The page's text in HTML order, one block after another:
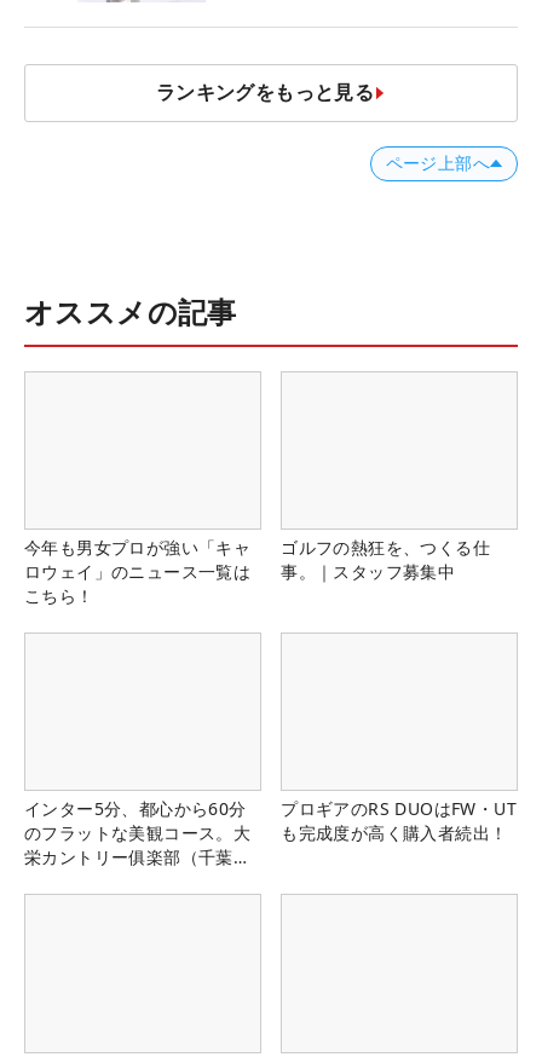
ランキングをもっと見る
ページ上部へ
オススメの記事
今年も男女プロが強い「キャ
ロウェイ」のニュース一覧は
こちら！
ゴルフの熱狂を、つくる仕
事。｜スタッフ募集中
インター5分、都心から60分
のフラットな美観コース。大
栄カントリー俱楽部（千葉
プロギアのRS DUOはFW・UT
も完成度が高く購入者続出！